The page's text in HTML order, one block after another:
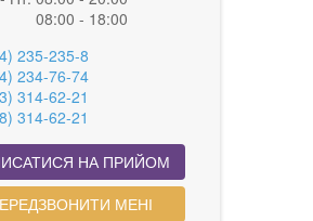
08:00 - 18:00
235-235-8
234-76-74
314-62-21
314-62-21
НА ПРИЙОМ
МЕНІ